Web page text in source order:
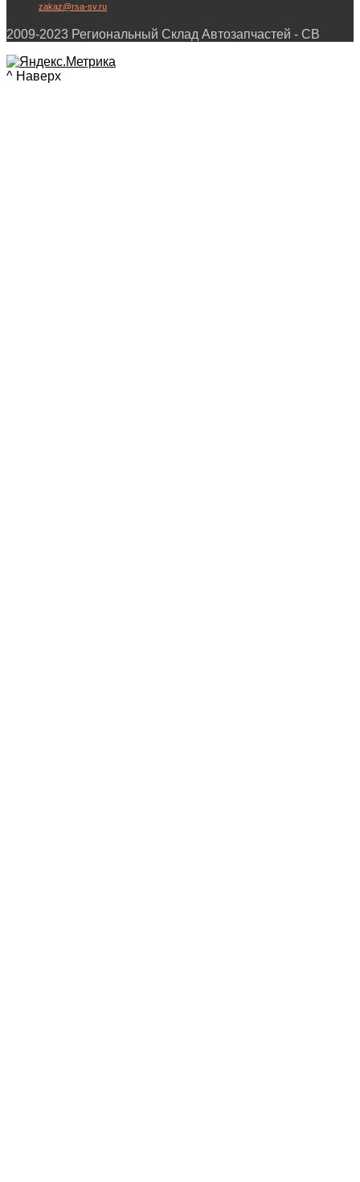
zakaz@rsa-sv.ru
2009-2023 Региональный Склад Автозапчастей - СВ
^ Наверх